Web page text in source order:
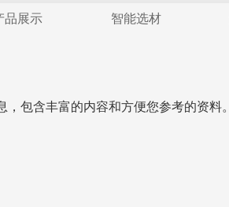
品展示 智能选材
包含丰富的内容和方便您参考的资料。